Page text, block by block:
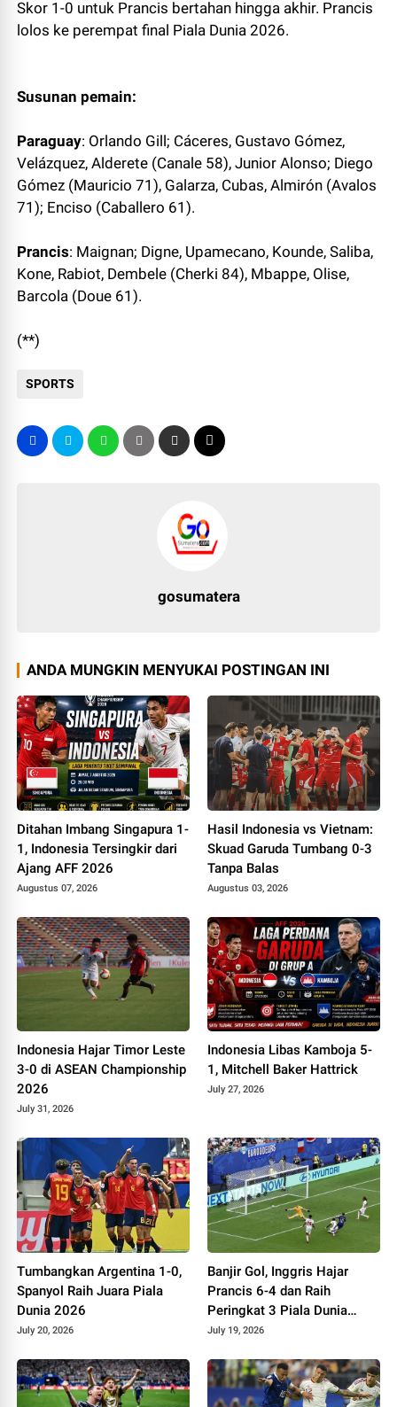
Skor 1-0 untuk Prancis bertahan hingga akhir. Prancis
lolos ke perempat final Piala Dunia 2026.
Susunan pemain:
Paraguay: Orlando Gill; Cáceres, Gustavo Gómez,
Velázquez, Alderete (Canale 58), Junior Alonso; Diego
Gómez (Mauricio 71), Galarza, Cubas, Almirón (Avalos
71); Enciso (Caballero 61).
Prancis: Maignan; Digne, Upamecano, Kounde, Saliba,
Kone, Rabiot, Dembele (Cherki 84), Mbappe, Olise,
Barcola (Doue 61).
(**)
SPORTS
gosumatera
ANDA MUNGKIN MENYUKAI POSTINGAN INI
Ditahan Imbang Singapura 1-
1, Indonesia Tersingkir dari
Ajang AFF 2026
Augustus 07, 2026
Hasil Indonesia vs Vietnam:
Skuad Garuda Tumbang 0-3
Tanpa Balas
Augustus 03, 2026
Indonesia Hajar Timor Leste
3-0 di ASEAN Championship
2026
July 31, 2026
Indonesia Libas Kamboja 5-
1, Mitchell Baker Hattrick
July 27, 2026
Tumbangkan Argentina 1-0,
Spanyol Raih Juara Piala
Dunia 2026
July 20, 2026
Banjir Gol, Inggris Hajar
Prancis 6-4 dan Raih
Peringkat 3 Piala Dunia
2026
July 19, 2026